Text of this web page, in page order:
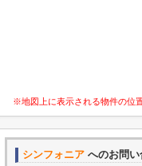
※地図上に表示される物件の位
シンフォニア へのお問